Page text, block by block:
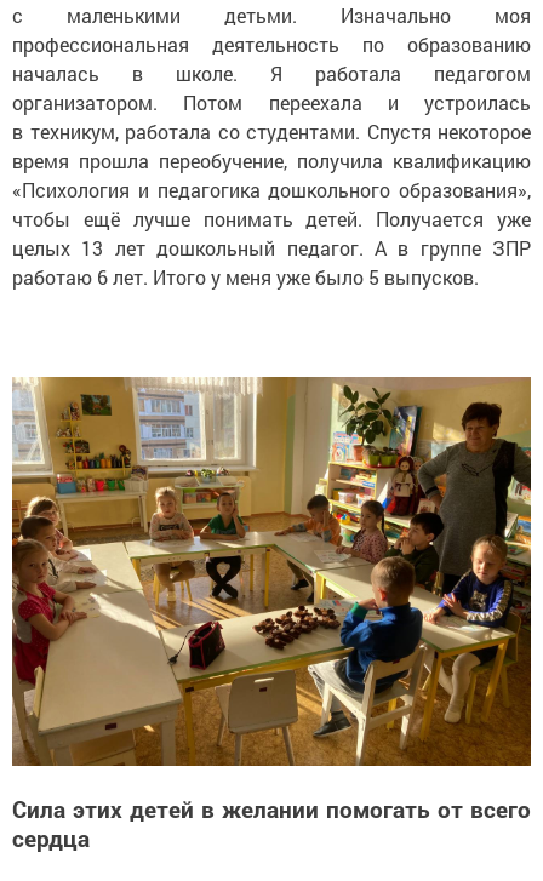
с маленькими детьми. Изначально моя
профессиональная деятельность по образованию
началась в школе. Я работала педагогом
организатором. Потом переехала и устроилась
в техникум, работала со студентами. Спустя некоторое
время прошла переобучение, получила квалификацию
«Психология и педагогика дошкольного образования»,
чтобы ещё лучше понимать детей. Получается уже
целых 13 лет дошкольный педагог. А в группе ЗПР
работаю 6 лет. Итого у меня уже было 5 выпусков.
Сила этих детей в желании помогать от всего
сердца